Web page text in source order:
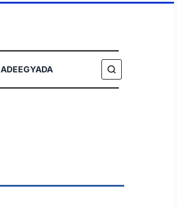
ADEEGYADA